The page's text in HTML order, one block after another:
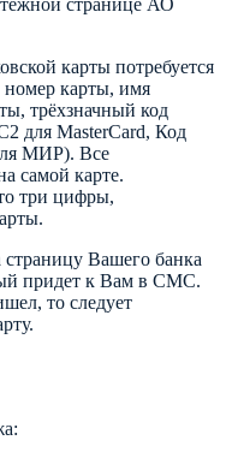
странице АО
карты потребуется
номер карты, имя
трёхзначный код
для MasterCard, Код
МИР). Все
самой карте.
три цифры,
страницу Вашего банка
придет к Вам в СМС.
то следует